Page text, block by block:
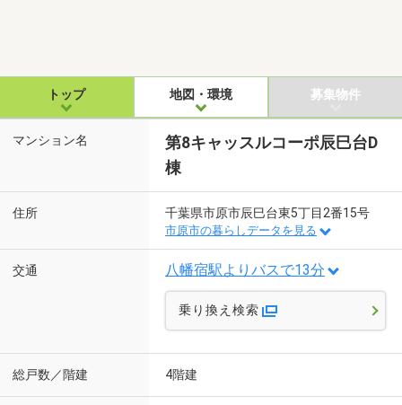
トップ 地図・環境 募集物件
マンション名
第8キャッスルコーポ辰巳台D
棟
住所 千葉県市原市辰巳台東5丁目2番15号
市原市の暮らしデータを見る
交通 八幡宿駅よりバスで13分
乗り換え検索
総戸数／階建 4階建